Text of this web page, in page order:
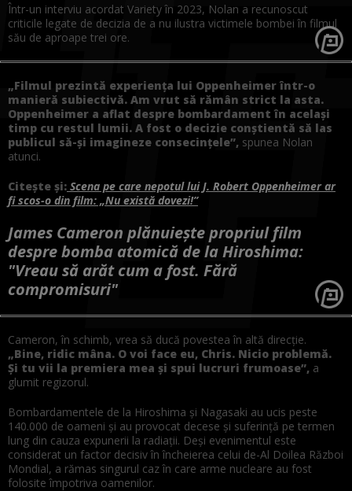
Într-un interviu acordat Variety în 2023, Nolan a recunoscut
criticile legate de decizia de a nu ilustra victimele bombei în filmul
său de aproape trei ore.
„Filmul prezintă experiența lui Oppenheimer într-o
manieră subiectivă. Am vrut să rămân strict la asta.
Oppenheimer a aflat despre bombardament în același
timp cu restul lumii. A fost o decizie conștientă să las
publicul să-și imagineze consecințele”, spunea Nolan
atunci.
Citește și: Scena pe care nepotul lui J. Robert Oppenheimer ar
fi scos-o din film: „Nu există dovezi!”
James Cameron plănuiește propriul film
despre bomba atomică de la Hiroshima:
"Vreau să arăt cum a fost. Fără
compromisuri"
Cameron, în schimb, vrea să ducă povestea în altă direcție.
„Bine, ridic mâna. O voi face eu, Chris. Nicio problemă.
Și tu vii la premiera mea și spui lucruri frumoase”, a
glumit regizorul.
Bombardamentele de la Hiroshima și Nagasaki au ucis peste
140.000 de oameni și au provocat decese și suferință pe termen
lung din cauza expunerii la radiații. Deși evenimentul este
considerat un factor decisiv în încheierea celui de-Al Doilea Război
Mondial, a rămas singurul caz în care arme nucleare au fost
folosite împotriva oamenilor.